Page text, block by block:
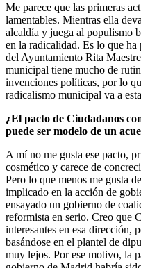
Me parece que las primeras
lamentables. Mientras ella
alcaldía y juega al populismo
en la radicalidad. Es lo que
del Ayuntamiento Rita
municipal tiene mucho de
invenciones políticas, por lo
radicalismo municipal va a
¿El pacto de Ciudadanos
puede ser modelo de un
A mí no me gusta ese pacto,
cosmético y carece de
Pero lo que menos me gusta
implicado en la acción de
ensayado un gobierno de
reformista en serio. Creo que
interesantes en esa dirección,
basándose en el plantel de
muy lejos. Por ese motivo, la